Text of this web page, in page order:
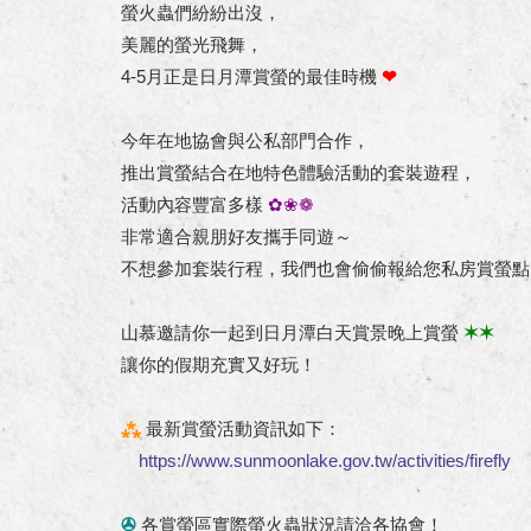
螢火蟲們紛紛出沒，
美麗的螢光飛舞，
4-5月正是日月潭賞螢的最佳時機 ❤
今年在地協會與公私部門合作，
推出賞螢結合在地特色體驗活動的套裝遊程，
活動內容豐富多樣 ✿❀❁
非常適合親朋好友攜手同遊～
不想參加套裝行程，我們也會偷偷報給您私房賞螢
山慕邀請你一起到日月潭白天賞景晚上賞螢 ✶✶
讓你的假期充實又好玩！
⁂ 最新賞螢活動資訊如下：
https://www.sunmoonlake.gov.tw/activities/firefly
✇ 各賞螢區實際螢火蟲狀況請洽各協會！